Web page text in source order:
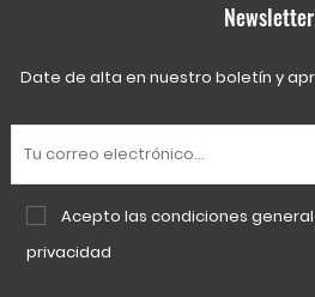
Newsletter
Date de alta en nuestro boletín y
Acepto las condiciones
privacidad